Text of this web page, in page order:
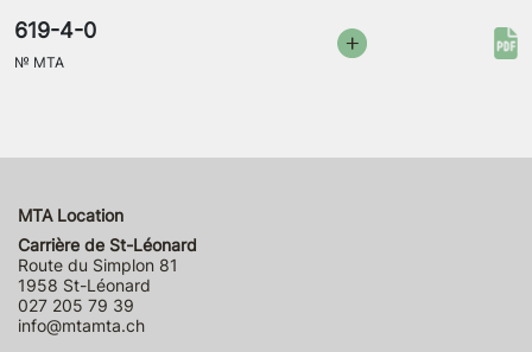
619-4-0
№ MTA
MTA Location
Carrière de St-Léonard
Route du Simplon 81
1958 St-Léonard
027 205 79 39
info@mtamta.ch